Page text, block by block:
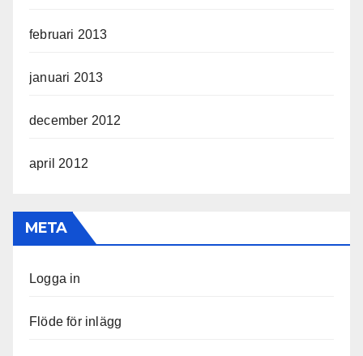
februari 2013
januari 2013
december 2012
april 2012
META
Logga in
Flöde för inlägg